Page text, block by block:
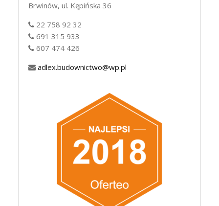
Brwinów, ul. Kępińska 36
22 758 92 32
691 315 933
607 474 426
adlex.budownictwo@wp.pl